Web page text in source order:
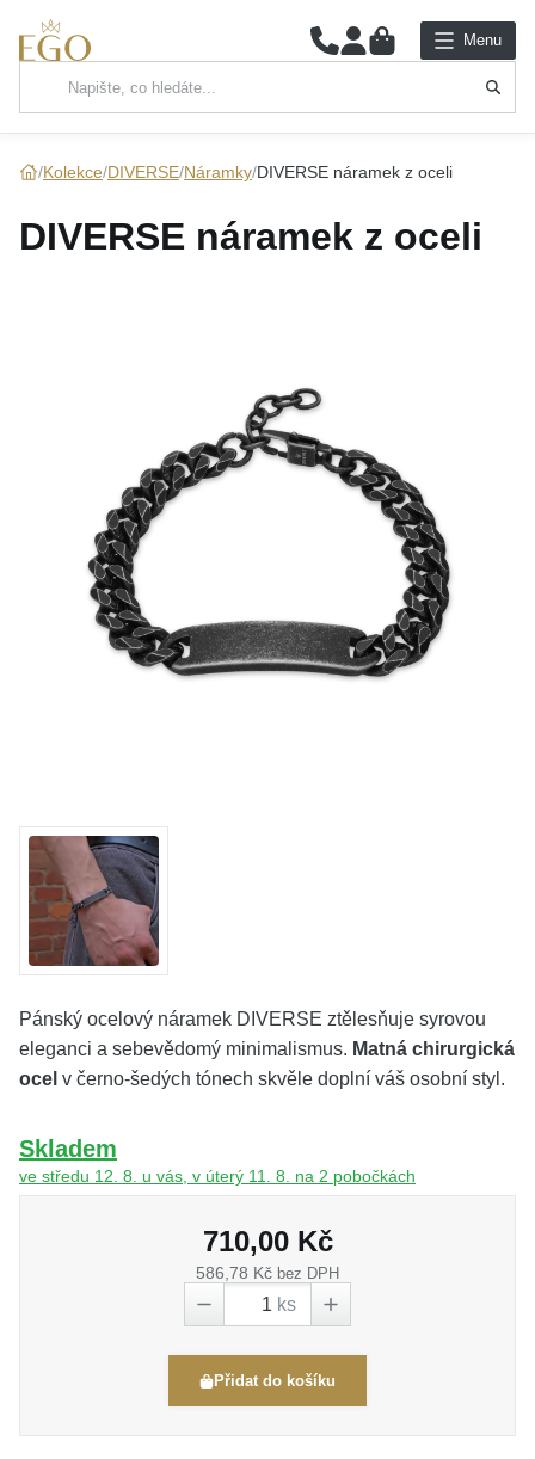
0 Menu
Hlavní kategorie
KOLEKCE
Kolekce DIVERSE Náramky DIVERSE náramek z oceli
DIVERSE náramek z oceli
Pánský ocelový náramek DIVERSE ztělesňuje syrovou
eleganci a sebevědomý minimalismus. Matná chirurgická
ocel v černo-šedých tónech skvěle doplní váš osobní styl.
Skladem
ve středu 12. 8. u vás, v úterý 11. 8. na 2 pobočkách
710,00 Kč
586,78 Kč bez DPH
ks
Přidat do košíku